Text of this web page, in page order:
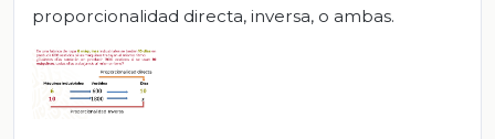
proporcionalidad directa, inversa, o ambas.